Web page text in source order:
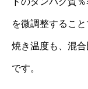
を微調整するこ
焼き温度も、混
です。